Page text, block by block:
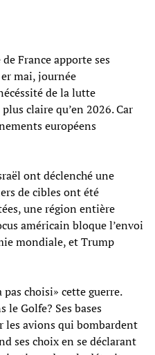
France apporte ses
mai, journée
de la lutte
claire qu’en 2026. Car
européens
ont déclenché une
de cibles ont été
une région entière
américain bloque l’envoi
mondiale, et Trump
choisi» cette guerre.
le Golfe? Ses bases
les avions qui bombardent
ses choix en se déclarant